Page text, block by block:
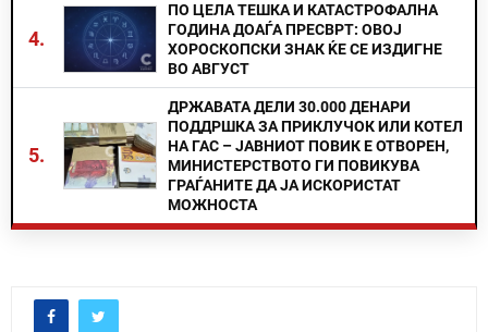
4.
ПО ЦЕЛА ТЕШКА И КАТАСТРОФАЛНА
ГОДИНА ДОАЃА ПРЕСВРТ: ОВОЈ
ХОРОСКОПСКИ ЗНАК ЌЕ СЕ ИЗДИГНЕ
ВО АВГУСТ
5.
ДРЖАВАТА ДЕЛИ 30.000 ДЕНАРИ
ПОДДРШКА ЗА ПРИКЛУЧОК ИЛИ КОТЕЛ
НА ГАС – ЈАВНИОТ ПОВИК Е ОТВОРЕН,
МИНИСТЕРСТВОТО ГИ ПОВИКУВА
ГРАЃАНИТЕ ДА ЈА ИСКОРИСТАТ
МОЖНОСТА